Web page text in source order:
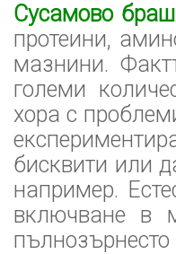
Сусамово
протеини,
мазнини.
големи
хора с
бисквити или
например.
включване в